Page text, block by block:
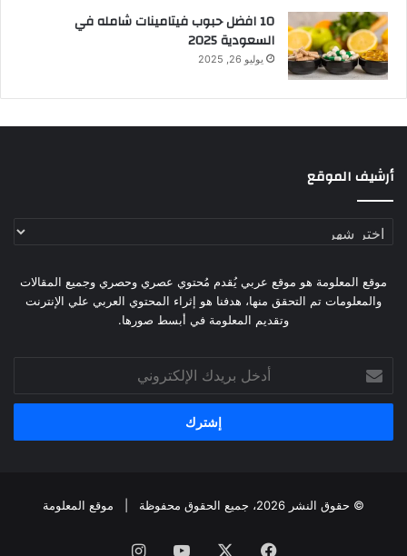
10 افضل حبوب فيتامينات شامله​ في
السعودية 2025
يوليو 26, 2025
أرشيف الموقع
أرشيف
موقع المعلومة هو موقع عربي يُقدم مُحتوي عصري وحصري وجميع المقالات
والمعلومات تم التحقق منها، هدفنا هو إثراء المحتوي العربي علي الإنترنت
وتقديم المعلومة في أبسط صورها.
بريدك
الإلكتروني
© حقوق النشر 2026، جميع الحقوق محفوظة | موقع المعلومة
فيسبوك يوتيوبانستقرام